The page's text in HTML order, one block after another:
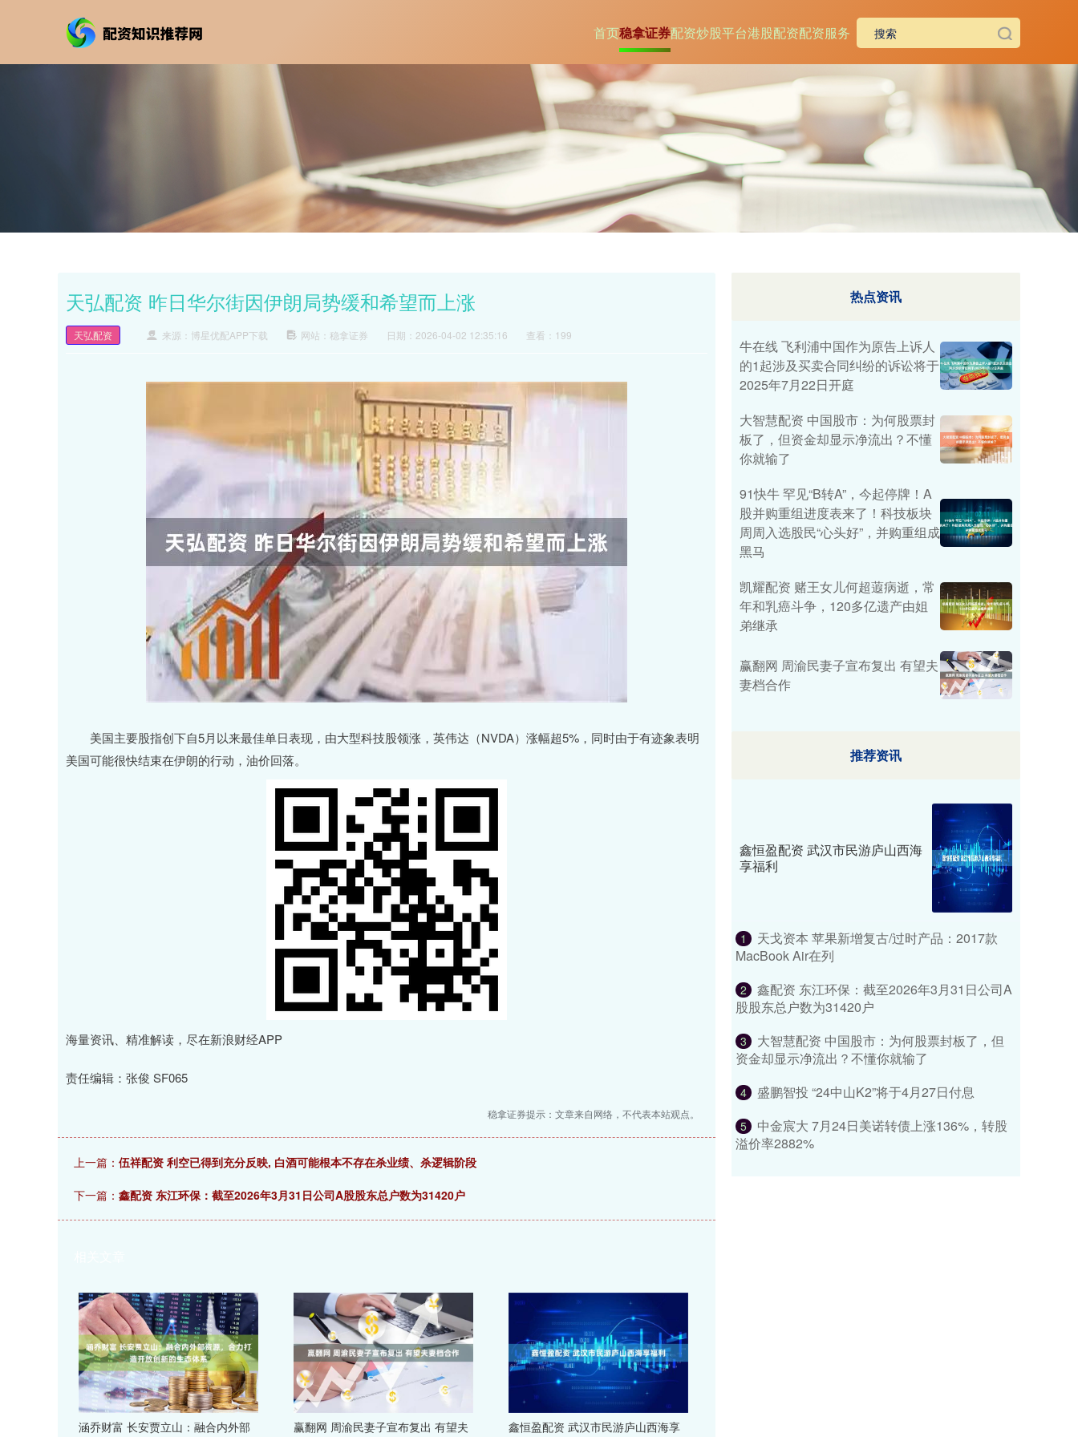
首页稳拿证券配资炒股平台港股配资配资服务
天弘配资 昨日华尔街因伊朗局势缓和希望而上涨
天弘配资 来源：博星优配APP下载 网站：稳拿证券 日期：2026-04-02 12:35:16 查看：199
美国主要股指创下自5月以来最佳单日表现，由大型科技股领涨，英伟达（NVDA）涨幅超5%，同时由于有迹象表明
美国可能很快结束在伊朗的行动，油价回落。
海量资讯、精准解读，尽在新浪财经APP
责任编辑：张俊 SF065
稳拿证券提示：文章来自网络，不代表本站观点。
上一篇： 伍祥配资 利空已得到充分反映, 白酒可能根本不存在杀业绩、杀逻辑阶段
下一篇： 鑫配资 东江环保：截至2026年3月31日公司A股股东总户数为31420户
涵乔财富 长安贾立山：融合内外部
赢翻网 周渝民妻子宣布复出 有望夫
鑫恒盈配资 武汉市民游庐山西海享
热点资讯
牛在线 飞利浦中国作为原告上诉人
的1起涉及买卖合同纠纷的诉讼将于
2025年7月22日开庭
大智慧配资 中国股市：为何股票封
板了，但资金却显示净流出？不懂
你就输了
91快牛 罕见“B转A”，今起停牌！A
股并购重组进度表来了！科技板块
周周入选股民“心头好”，并购重组成
黑马
凯耀配资 赌王女儿何超蕸病逝，常
年和乳癌斗争，120多亿遗产由姐
弟继承
赢翻网 周渝民妻子宣布复出 有望夫
妻档合作
推荐资讯
鑫恒盈配资 武汉市民游庐山西海
享福利
1
天戈资本 苹果新增复古/过时产品：2017款
MacBook Air在列
2
鑫配资 东江环保：截至2026年3月31日公司A
股股东总户数为31420户
3
大智慧配资 中国股市：为何股票封板了，但
资金却显示净流出？不懂你就输了
4 盛鹏智投 “24中山K2”将于4月27日付息
5
中金宸大 7月24日美诺转债上涨136%，转股
溢价率2882%